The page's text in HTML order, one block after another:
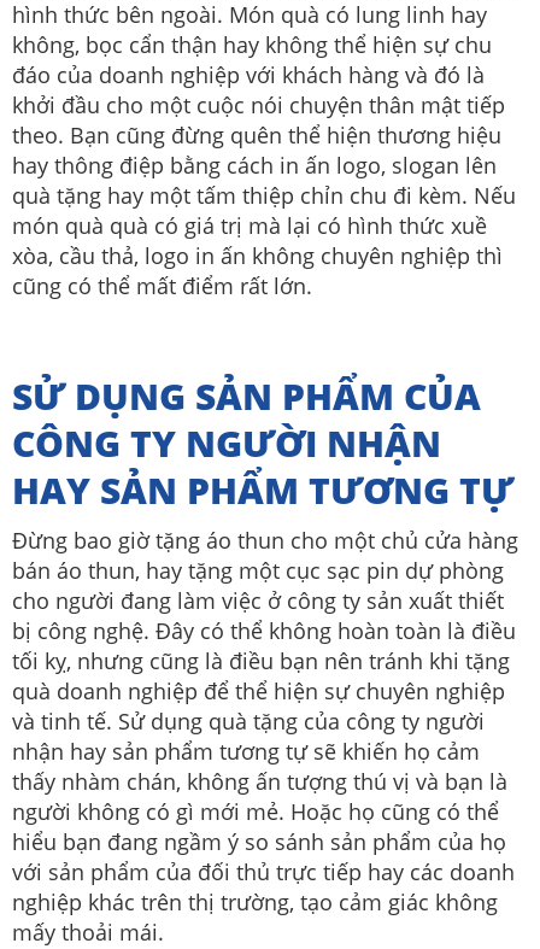
hình thức bên ngoài. Món quà có lung linh hay
không, bọc cẩn thận hay không thể hiện sự chu
đáo của doanh nghiệp với khách hàng và đó là
khởi đầu cho một cuộc nói chuyện thân mật tiếp
theo. Bạn cũng đừng quên thể hiện thương hiệu
hay thông điệp bằng cách in ấn logo, slogan lên
quà tặng hay một tấm thiệp chỉn chu đi kèm. Nếu
món quà quà có giá trị mà lại có hình thức xuề
xòa, cầu thả, logo in ấn không chuyên nghiệp thì
cũng có thể mất điểm rất lớn.
SỬ DỤNG SẢN PHẨM CỦA
CÔNG TY NGƯỜI NHẬN
HAY SẢN PHẨM TƯƠNG TỰ
Đừng bao giờ tặng áo thun cho một chủ cửa hàng
bán áo thun, hay tặng một cục sạc pin dự phòng
cho người đang làm việc ở công ty sản xuất thiết
bị công nghệ. Đây có thể không hoàn toàn là điều
tối kỵ, nhưng cũng là điều bạn nên tránh khi tặng
quà doanh nghiệp để thể hiện sự chuyên nghiệp
và tinh tế. Sử dụng quà tặng của công ty người
nhận hay sản phẩm tương tự sẽ khiến họ cảm
thấy nhàm chán, không ấn tượng thú vị và bạn là
người không có gì mới mẻ. Hoặc họ cũng có thể
hiểu bạn đang ngầm ý so sánh sản phẩm của họ
với sản phẩm của đối thủ trực tiếp hay các doanh
nghiệp khác trên thị trường, tạo cảm giác không
mấy thoải mái.